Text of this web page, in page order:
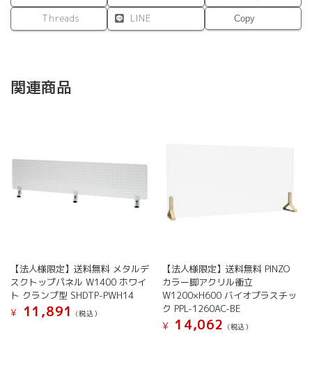
Threads
LINE Copy
関連商品
【法人様限定】送料無料 メタルデ
スクトップパネル W1400 ホワイ
ト クランプ型 SHDTP-PWH14
¥
11,891 (税込）
【法人様限定】送料無料 PINZO
カラー脚アクリル衝立
W1200×H600 バイオプラスチッ
ク PPL-1260AC-BE
¥
14,062 (税込）